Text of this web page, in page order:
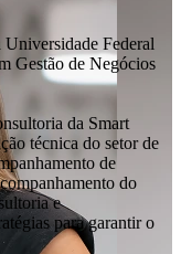
Federal
Gestão de Negócios
da Smart
técnica do setor de
de
do
e
para garantir o